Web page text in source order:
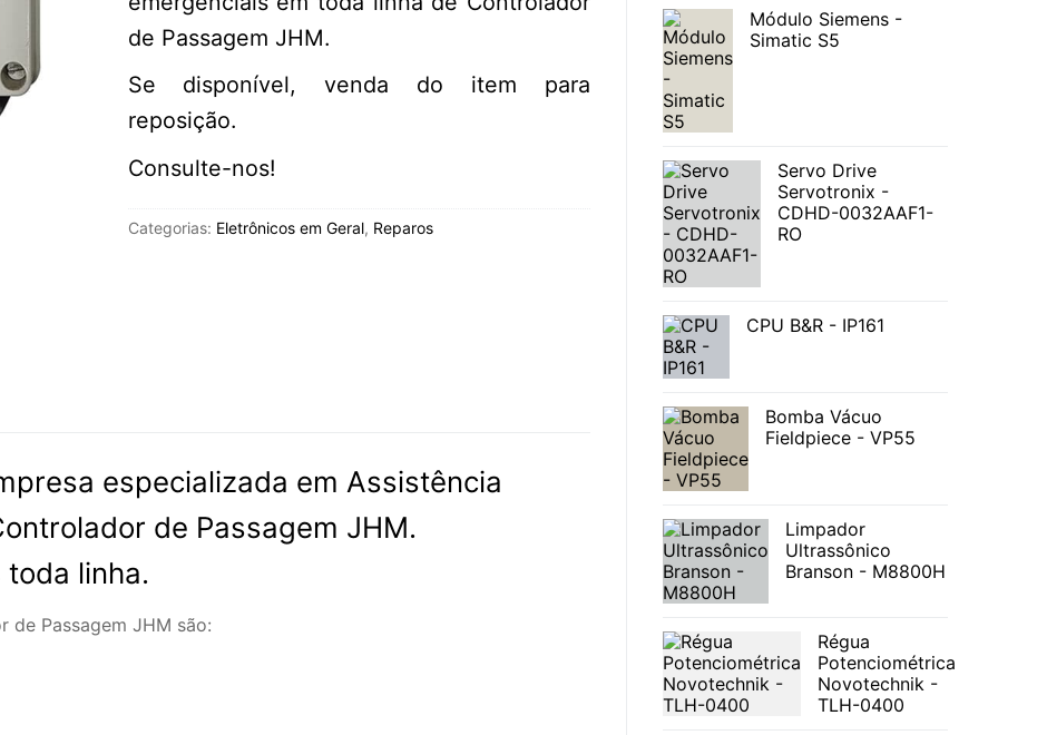
de Passagem JHM.
Se disponível, venda do item para
reposição.
Consulte-nos!
Categorias: Eletrônicos em Geral, Reparos
especializada em Assistência
de Passagem JHM.
linha.
de Passagem JHM são:
Módulo Siemens -
Simatic S5
Servo Drive
Servotronix -
CDHD-0032AAF1-
RO
CPU B&R - IP161
Bomba Vácuo
Fieldpiece - VP55
Limpador
Ultrassônico
Branson - M8800H
Régua
Potenciométrica
Novotechnik -
TLH-0400